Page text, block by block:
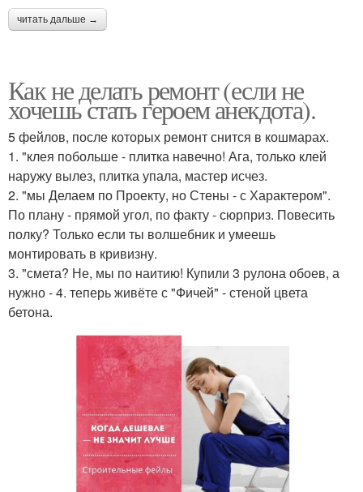
читать дальше →
Как не делать ремонт (если не
хочешь стать героем анекдота).
5 фейлов, после которых ремонт снится в кошмарах.
1. "клея побольше - плитка навечно! Ага, только клей
наружу вылез, плитка упала, мастер исчез.
2. "мы Делаем по Проекту, но Стены - с Характером".
По плану - прямой угол, по факту - сюрприз. Повесить
полку? Только если ты волшебник и умеешь
монтировать в кривизну.
3. "смета? Не, мы по наитию! Купили 3 рулона обоев, а
нужно - 4. теперь живёте с "Фичей" - стеной цвета
бетона.